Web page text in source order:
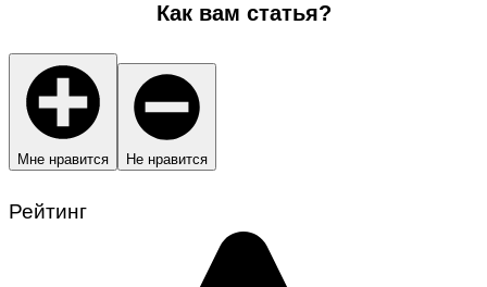
Как вам статья?
Мне нравится Не нравится
Рейтинг